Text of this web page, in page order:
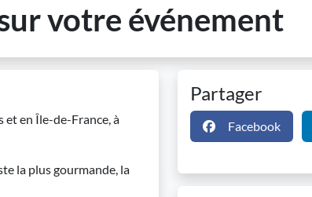
votre événement
en Île-de-France, à
la plus gourmande, la
Partager
Facebook